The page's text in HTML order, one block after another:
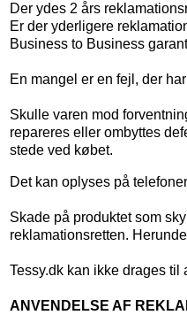
Der ydes 2 års
Er der yderligere
Business to Business
En mangel er en fejl, der
Skulle varen mod
repareres eller ombyttes
stede ved købet.
Det kan oplyses på
Skade på produktet som
reklamationsretten.
Tessy.dk kan ikke drages til
ANVENDELSE AF